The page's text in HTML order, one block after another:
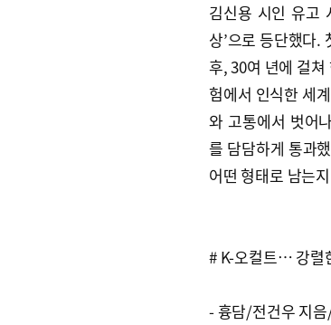
김신용 시인 유고
상’으로 등단했다.
후, 30여 년에 걸
험에서 인식한 세
와 고통에서 벗어
를 담담하게 통과
어떤 형태로 남는
# K-오컬트… 강렬
- 흉담/전건우 지